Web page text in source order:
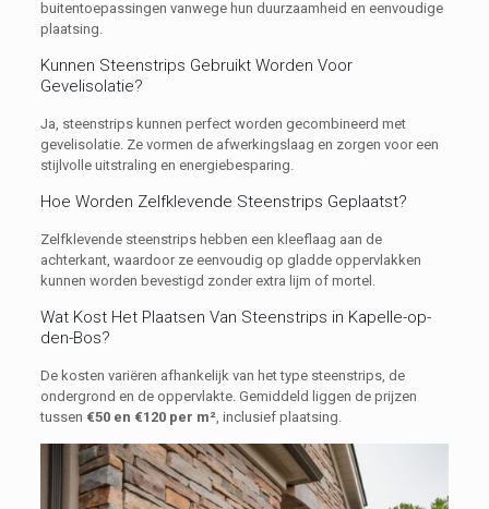
buitentoepassingen vanwege hun duurzaamheid en eenvoudige
plaatsing.
Kunnen Steenstrips Gebruikt Worden Voor
Gevelisolatie?
Ja, steenstrips kunnen perfect worden gecombineerd met
gevelisolatie. Ze vormen de afwerkingslaag en zorgen voor een
stijlvolle uitstraling en energiebesparing.
Hoe Worden Zelfklevende Steenstrips Geplaatst?
Zelfklevende steenstrips hebben een kleeflaag aan de
achterkant, waardoor ze eenvoudig op gladde oppervlakken
kunnen worden bevestigd zonder extra lijm of mortel.
Wat Kost Het Plaatsen Van Steenstrips in Kapelle-op-
den-Bos?
De kosten variëren afhankelijk van het type steenstrips, de
ondergrond en de oppervlakte. Gemiddeld liggen de prijzen
tussen €50 en €120 per m², inclusief plaatsing.